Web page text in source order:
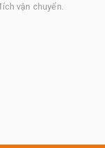
vận chuyển.